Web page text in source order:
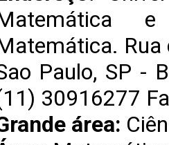
Paulo, SP -
30916277
área: